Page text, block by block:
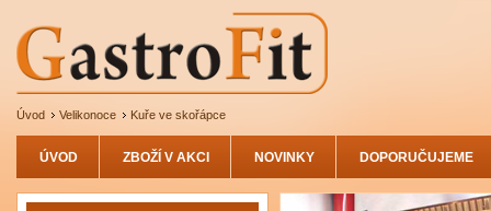
Úvod Velikonoce Kuře ve skořápce
ÚVOD ZBOŽÍ V AKCI NOVINKY DOPORUČUJEME